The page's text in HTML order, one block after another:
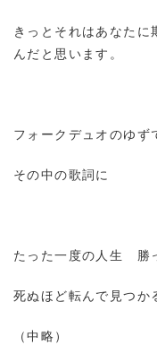
きっとそれはあなた
んだと思います。
フォークデュオのゆず
その中の歌詞に
たった一度の人生 勝
死ぬほど転んで見つか
（中略）